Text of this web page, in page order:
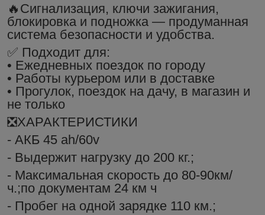
🔥Сигнализация, ключи зажигания,
блокировка и подножка — продуманная
система безопасности и удобства.
✅ Подходит для:
• Ежедневных поездок по городу
• Работы курьером или в доставке
• Прогулок, поездок на дачу, в магазин и
не только
❎ХАРАКТЕРИСТИКИ
- АКБ 45 ah/60v
- Выдержит нагрузку до 200 кг.;
- Максимальная скорость до 80-90км/
ч.;по документам 24 км ч
- Пробег на одной зарядке 110 км.;